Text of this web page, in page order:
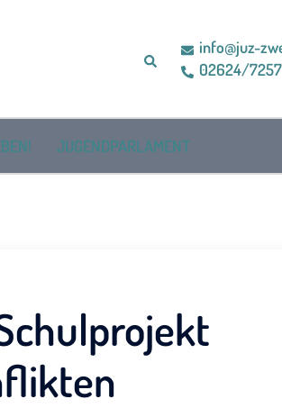
Suche
info@juz-
02624/7257
JUGENDPARLAMENT